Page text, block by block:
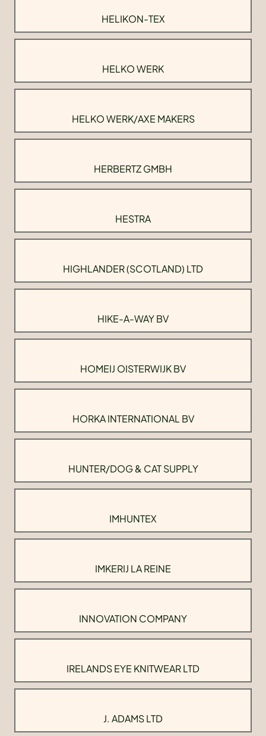
HELIKON-TEX
HELKO WERK
HELKO WERK/AXE MAKERS
HERBERTZ GMBH
HESTRA
HIGHLANDER (SCOTLAND) LTD
HIKE-A-WAY BV
HOMEIJ OISTERWIJK BV
HORKA INTERNATIONAL BV
HUNTER/DOG & CAT SUPPLY
IMHUNTEX
IMKERIJ LA REINE
INNOVATION COMPANY
IRELANDS EYE KNITWEAR LTD
J. ADAMS LTD